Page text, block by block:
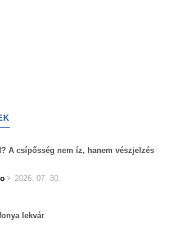
A csípősség nem íz, hanem vészjelzés
2026. 07. 30.
lekvár